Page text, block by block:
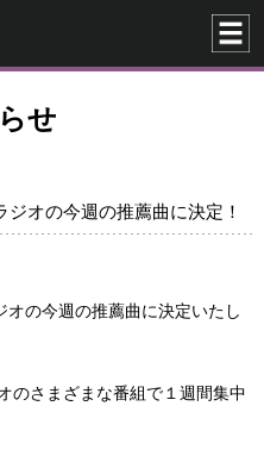
せ
オの今週の推薦曲に決定！
の今週の推薦曲に決定いたし
のさまざまな番組で１週間集中